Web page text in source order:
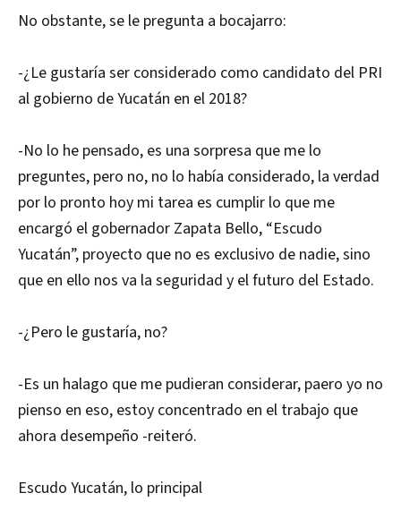
No obstante, se le pregunta a bocajarro:
-¿Le gustaría ser considerado como candidato del PRI
al gobierno de Yucatán en el 2018?
-No lo he pensado, es una sorpresa que me lo
preguntes, pero no, no lo había considerado, la verdad
por lo pronto hoy mi tarea es cumplir lo que me
encargó el gobernador Zapata Bello, “Escudo
Yucatán”, proyecto que no es exclusivo de nadie, sino
que en ello nos va la seguridad y el futuro del Estado.
-¿Pero le gustaría, no?
-Es un halago que me pudieran considerar, paero yo no
pienso en eso, estoy concentrado en el trabajo que
ahora desempeño -reiteró.
Escudo Yucatán, lo principal